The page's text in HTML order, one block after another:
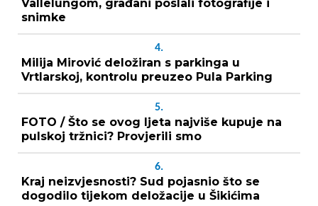
Vallelungom, građani poslali fotografije i
snimke
4.
Milija Mirović deložiran s parkinga u
Vrtlarskoj, kontrolu preuzeo Pula Parking
5.
FOTO / Što se ovog ljeta najviše kupuje na
pulskoj tržnici? Provjerili smo
6.
Kraj neizvjesnosti? Sud pojasnio što se
dogodilo tijekom deložacije u Šikićima